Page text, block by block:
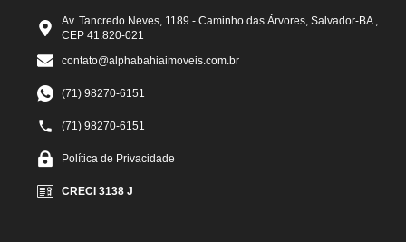
Av. Tancredo Neves, 1189 - Caminho das Árvores, Salvador-BA ,
CEP 41.820-021
contato@alphabahiaimoveis.com.br
(71) 98270-6151
(71) 98270-6151
Política de Privacidade
CRECI 3138 J